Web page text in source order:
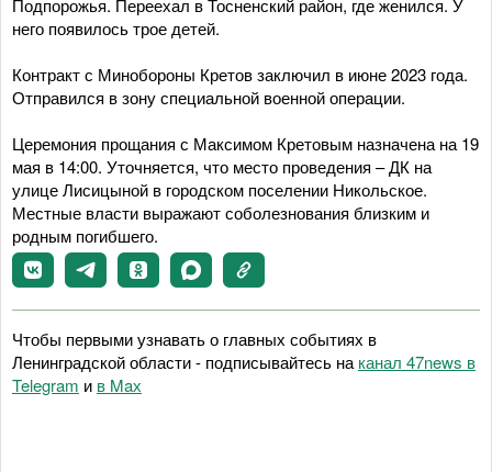
Подпорожья. Переехал в Тосненский район, где женился. У
него появилось трое детей.
Контракт с Минобороны Кретов заключил в июне 2023 года.
Отправился в зону специальной военной операции.
Церемония прощания с Максимом Кретовым назначена на 19
мая в 14:00. Уточняется, что место проведения – ДК на
улице Лисицыной в городском поселении Никольское.
Местные власти выражают соболезнования близким и
родным погибшего.
Чтобы первыми узнавать о главных событиях в
Ленинградской области - подписывайтесь на канал 47news в
Telegram и в Maх